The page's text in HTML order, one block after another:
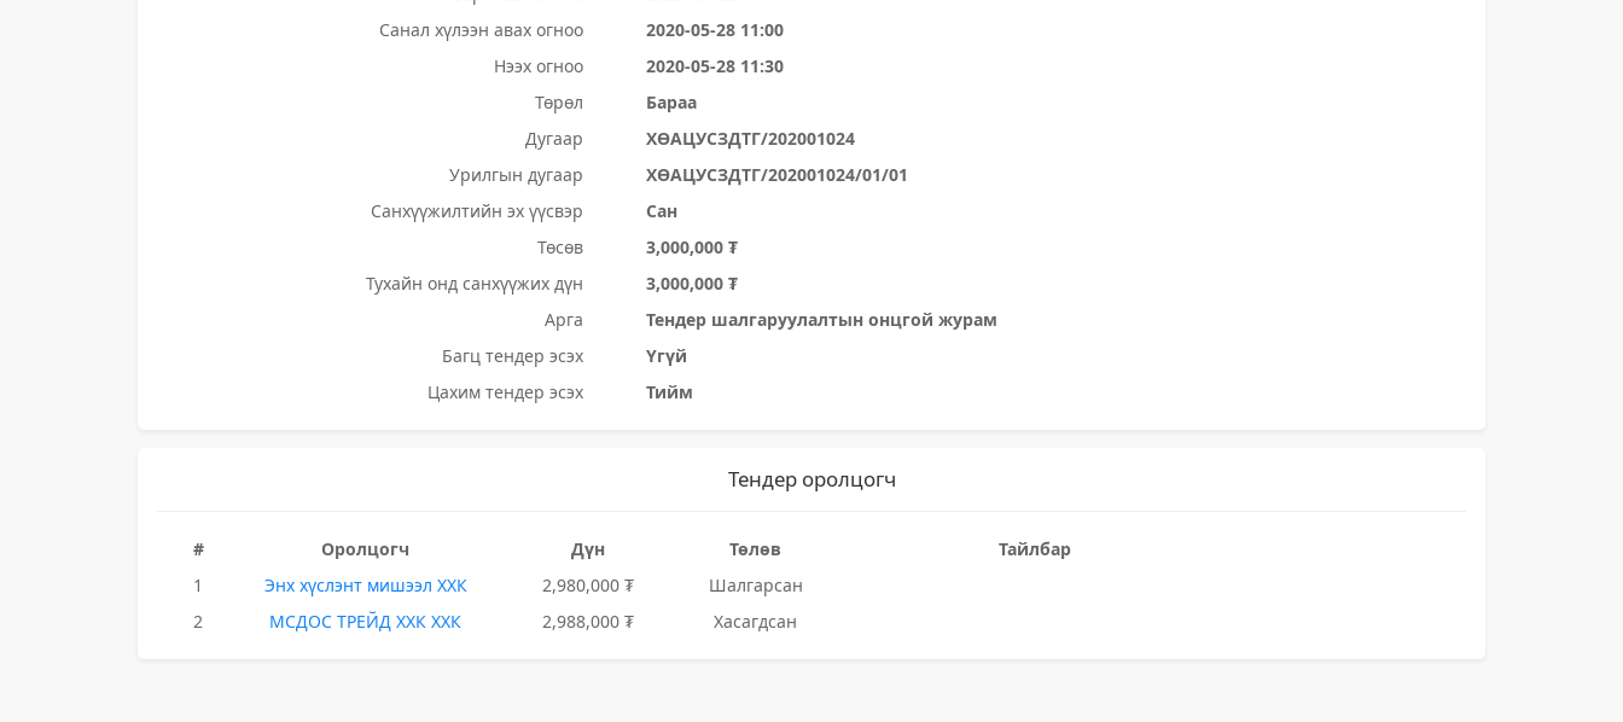
Санал хүлээн авах огноо
2020-05-28 11:00
Нээх огноо
2020-05-28 11:30
Төрөл
Бараа
Дугаар
ХӨАЦУСЗДТГ/202001024
Урилгын дугаар
ХӨАЦУСЗДТГ/202001024/01/01
Санхүүжилтийн эх үүсвэр
Сан
Төсөв
3,000,000 ₮
Тухайн онд санхүүжих дүн
3,000,000 ₮
Арга
Тендер шалгаруулалтын онцгой журам
Багц тендер эсэх
Үгүй
Цахим тендер эсэх
Тийм
Тендер оролцогч
# Оролцогч Дүн Төлөв
Тайлбар
1
Энх хүслэнт мишээл ХХК 2,980,000 ₮
Шалгарсан
2
МСДОС ТРЕЙД ХХК ХХК 2,988,000 ₮ Хасагдсан